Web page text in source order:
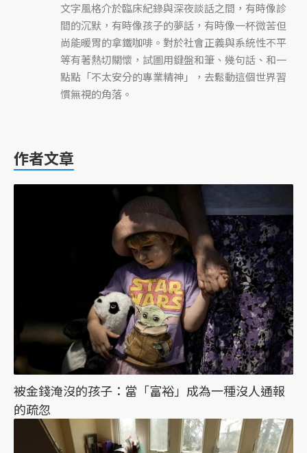
文字風格介於臨床紀錄與深夜談話之間，有時像診
間的沉默，有時像孩子的夢話，有時像一杯微苦但
尚能暖胃的拿鐵咖啡。對於社會正義與系統性不平
等有著熱切關懷，試圖用鍵盤和筆、幾句話、和一
點點「不太安分的專業精神」，去鬆動這個世界習
慣無視的角落。
作者文章
被金錢淹沒的孩子：當「富裕」成為一種沒人通報
的疏忽